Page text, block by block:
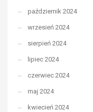
październik 2024
wrzesień 2024
sierpień 2024
lipiec 2024
czerwiec 2024
maj 2024
kwiecień 2024